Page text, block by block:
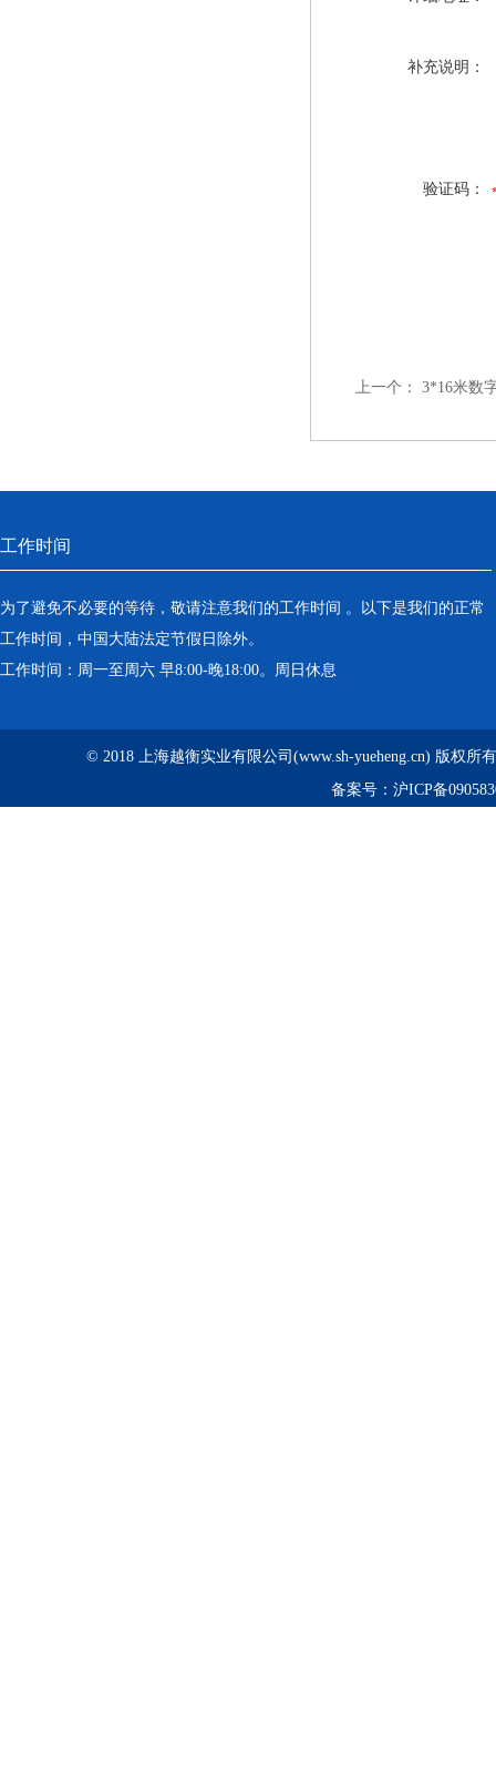
补充说明：
验证码：
上一个： 3*16米数
工作时间
为了避免不必要的等待，敬请注意我们的工作时间 。以下是我们的正常
工作时间，中国大陆法定节假日除外。
工作时间：周一至周六 早8:00-晚18:00。周日休息
© 2018 上海越衡实业有限公司(www.sh-yueheng.cn) 版权所
备案号： 沪ICP备